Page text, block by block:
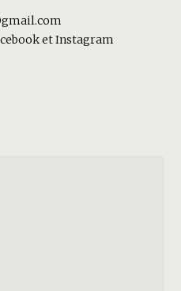
et Instagram